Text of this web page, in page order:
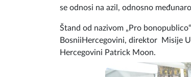
se odnosi na azil, odnosno
Štand od nazivom „Pro
BosniiHercegovini, direktor Misije
Hercegovini Patrick Moon.